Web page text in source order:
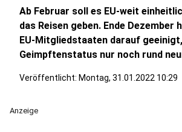
Ab Februar soll es EU-weit
das Reisen geben. Ende Dezember
EU-Mitgliedstaaten darauf
Geimpftenstatus nur noch rund
Veröffentlicht: Montag, 31.01.2022 10:29
Anzeige